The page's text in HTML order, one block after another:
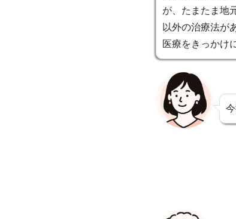
が、たまたま地
以外の治療法が
医療をきっかけ